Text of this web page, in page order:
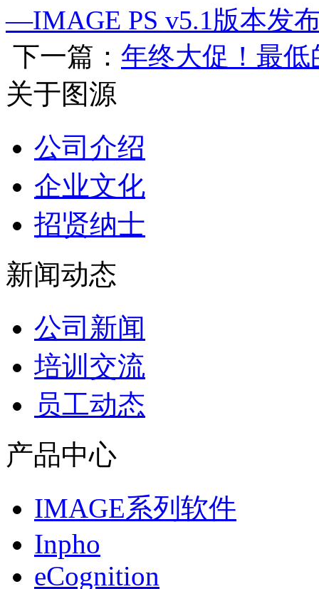
—IMAGE PS v5.1版本发
下一篇： 年终大促！最
关于图源
公司介绍
企业文化
招贤纳士
新闻动态
公司新闻
培训交流
员工动态
产品中心
IMAGE系列软件
Inpho
eCognition